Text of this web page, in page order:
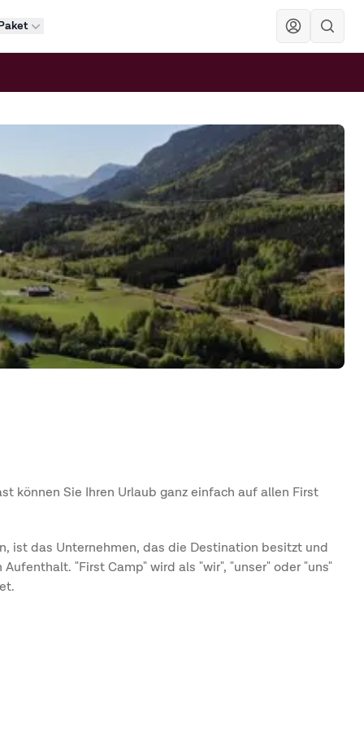
Sök
können Sie Ihren Urlaub ganz einfach auf allen First
ist das Unternehmen, das die Destination besitzt und
"First Camp" wird als "wir", "unser" oder "uns"